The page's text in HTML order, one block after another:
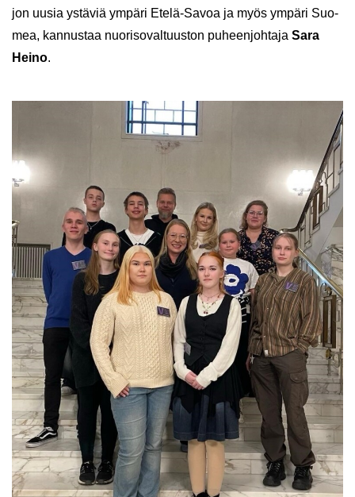
jon uusia ys­tä­viä ym­pä­ri Etelä-​Savoa ja myös ym­pä­ri Suo­
mea, kan­nus­taa nuo­ri­so­val­tuus­ton pu­heen­joh­ta­ja Sara
Heino.